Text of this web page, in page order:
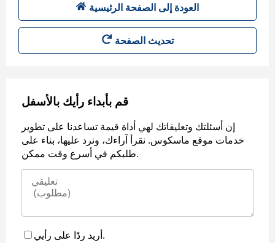
العودة إلى الصفحة الرئيسية
تحديث الصفحة
قم بأبداء رأيك بالأسفل
إن أسئلتك وتعليقاتك لهي أداة قيمة تساعدنا على تطوير
خدمات موقع ماسكوس. نقرأ آراءك، ونرد عليها، بناء على
طلبكم في أسرع وقت ممكن.
أريد ردًا على رأيي.